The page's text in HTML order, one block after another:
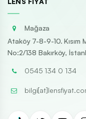
Mağaza
Ataköy 7-8-9-10. Kısım
No:2/138 Bakırköy,
0545 134 0 134